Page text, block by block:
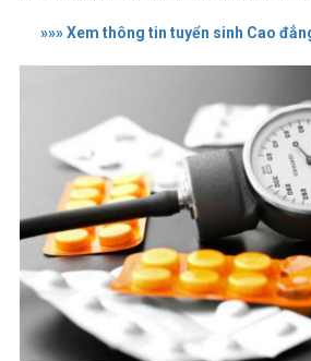
»»» Xem thông tin tuyển sinh Cao